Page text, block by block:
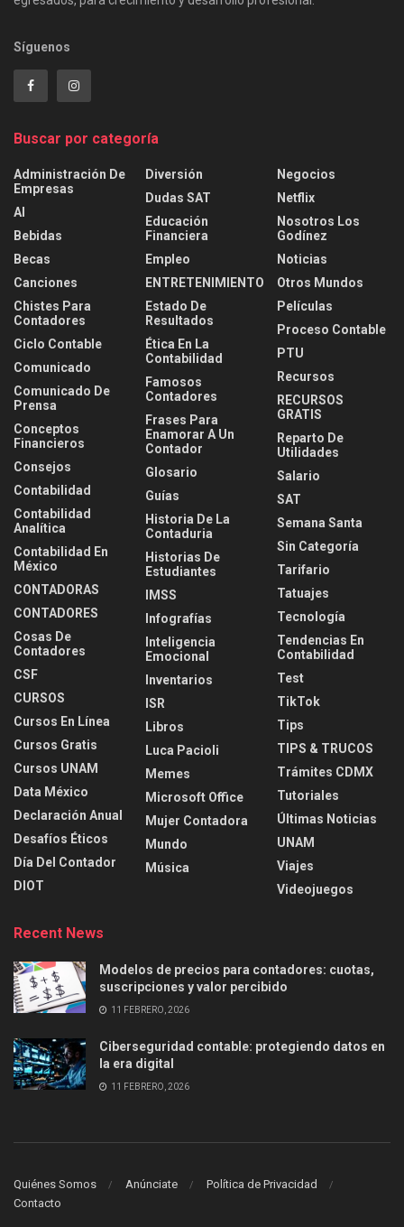
Síguenos
Buscar por categoría
Administración De
Empresas
AI
Bebidas
Becas
Canciones
Chistes Para
Contadores
Ciclo Contable
Comunicado
Comunicado De
Prensa
Conceptos
Financieros
Consejos
Contabilidad
Contabilidad
Analítica
Contabilidad En
México
CONTADORAS
CONTADORES
Cosas De
Contadores
CSF
CURSOS
Cursos En Línea
Cursos Gratis
Cursos UNAM
Data México
Declaración Anual
Desafíos Éticos
Día Del Contador
DIOT
Diversión
Dudas SAT
Educación
Financiera
Empleo
ENTRETENIMIENTO
Estado De
Resultados
Ética En La
Contabilidad
Famosos
Contadores
Frases Para
Enamorar A Un
Contador
Glosario
Guías
Historia De La
Contaduria
Historias De
Estudiantes
IMSS
Infografías
Inteligencia
Emocional
Inventarios
ISR
Libros
Luca Pacioli
Memes
Microsoft Office
Mujer Contadora
Mundo
Música
Negocios
Netflix
Nosotros Los
Godínez
Noticias
Otros Mundos
Películas
Proceso Contable
PTU
Recursos
RECURSOS
GRATIS
Reparto De
Utilidades
Salario
SAT
Semana Santa
Sin Categoría
Tarifario
Tatuajes
Tecnología
Tendencias En
Contabilidad
Test
TikTok
Tips
TIPS & TRUCOS
Trámites CDMX
Tutoriales
Últimas Noticias
UNAM
Viajes
Videojuegos
Recent News
Modelos de precios para contadores: cuotas,
suscripciones y valor percibido
11 FEBRERO, 2026
Ciberseguridad contable: protegiendo datos en
la era digital
11 FEBRERO, 2026
Quiénes Somos Anúnciate
Política de Privacidad
Contacto